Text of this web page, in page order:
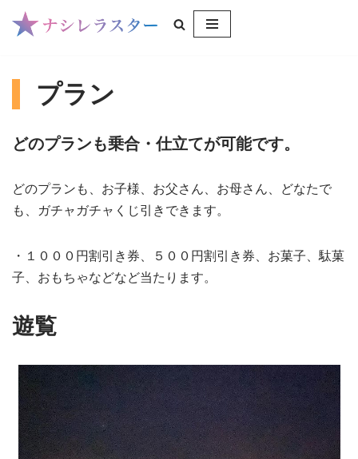
ン
へ
キ
ッ
プラン
どのプランも乗合・仕立てが可能です。
どのプランも、お子様、お父さん、お母さん、どなたで
も、ガチャガチャくじ引きできます。
・１０００円割引き券、５００円割引き券、お菓子、駄菓
子、おもちゃなどなど当たります。
遊覧